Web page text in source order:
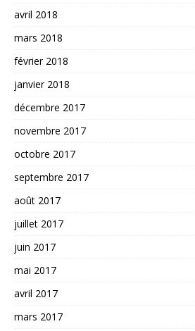
avril 2018
mars 2018
février 2018
janvier 2018
décembre 2017
novembre 2017
octobre 2017
septembre 2017
août 2017
juillet 2017
juin 2017
mai 2017
avril 2017
mars 2017